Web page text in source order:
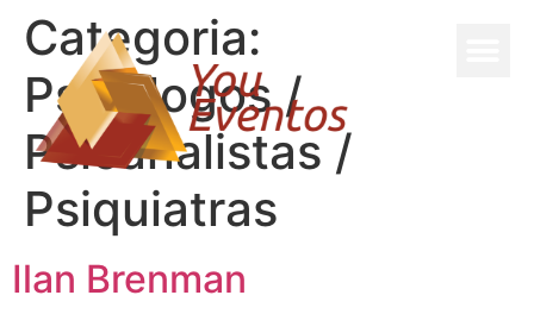
Categoria:
Psicólogos /
Psicanalistas /
Psiquiatras
Ilan Brenman